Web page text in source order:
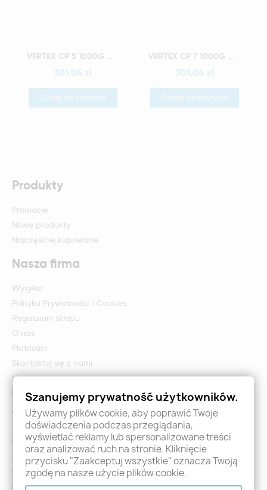
Szybki podgląd VERTEX CP 5 1000G WYRÓB MEDYCZNY
301,04 zł
Dodaj do koszyka
Szybki podgląd VERTEX CP 7 1000G WYRÓB MEDYCZNY
301,04 zł
Dodaj do koszyka
Produkty
Promocje
Nowe produkty
Najczęściej kupowane
Nasza firma
Wysyłka
Polityka Prywatności i Cookies
Regulamin sklepu
O nas
Płatności
Skontaktuj się z nami
Mapa strony
Formularz zwrotu i reklamacji
Twoje konto
Logowanie
Załóż konto - Rejestracja
Moje zamówienia
Promocje
Szanujemy prywatność użytkowników.
Używamy plików cookie, aby poprawić Twoje
doświadczenia podczas przeglądania,
wyświetlać reklamy lub spersonalizowane treści
oraz analizować ruch na stronie. Kliknięcie
przycisku "Zaakceptuj wszystkie" oznacza Twoją
zgodę na nasze użycie plików cookie.